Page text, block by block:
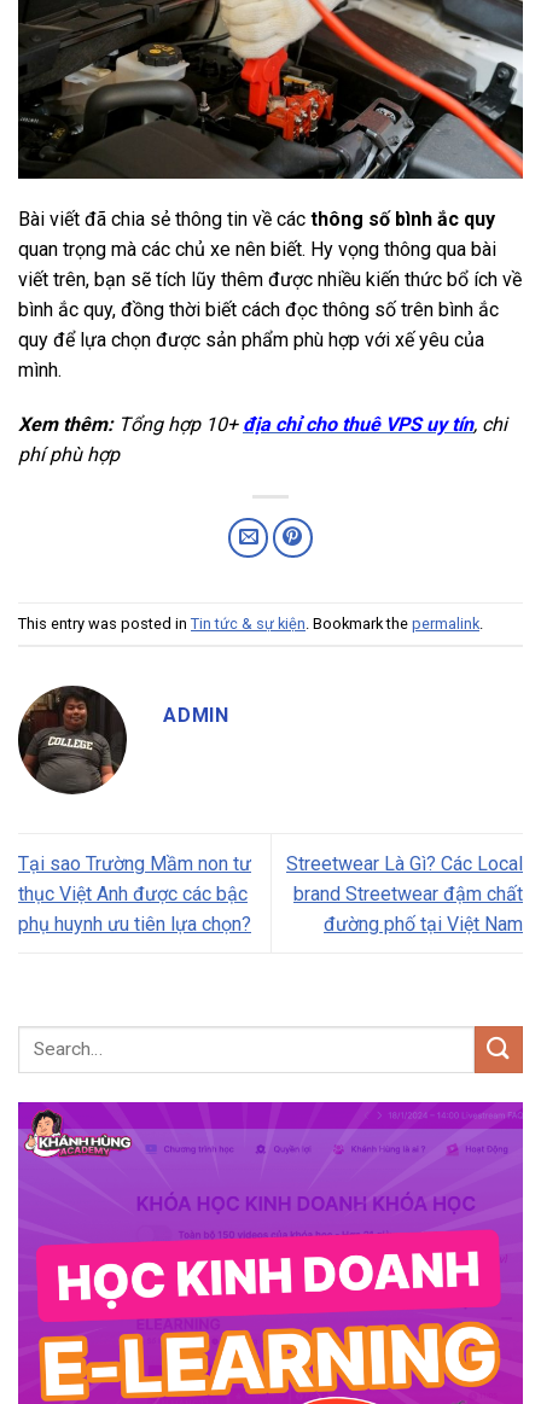
Bài viết đã chia sẻ thông tin về các thông số bình ắc quy
quan trọng mà các chủ xe nên biết. Hy vọng thông qua bài
viết trên, bạn sẽ tích lũy thêm được nhiều kiến thức bổ ích về
bình ắc quy, đồng thời biết cách đọc thông số trên bình ắc
quy để lựa chọn được sản phẩm phù hợp với xế yêu của
mình.
Xem thêm:Tổng hợp 10+ địa chỉ cho thuê VPS uy tín, chi
phí phù hợp
This entry was posted in Tin tức & sự kiện . Bookmark the permalink
ADMIN
Tại sao Trường Mầm non tư
thục Việt Anh được các bậc
phụ huynh ưu tiên lựa chọn?
Streetwear Là Gì? Các Local
brand Streetwear đậm chất
đường phố tại Việt Nam